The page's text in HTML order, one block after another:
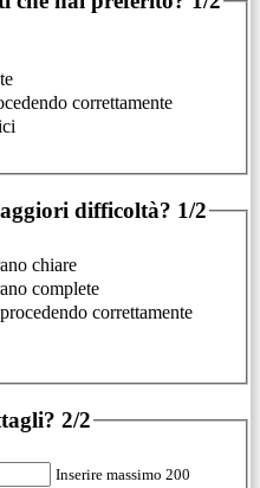
correttamente
difficoltà? 1/2
chiare
complete
correttamente
2/2
Inserire massimo 200